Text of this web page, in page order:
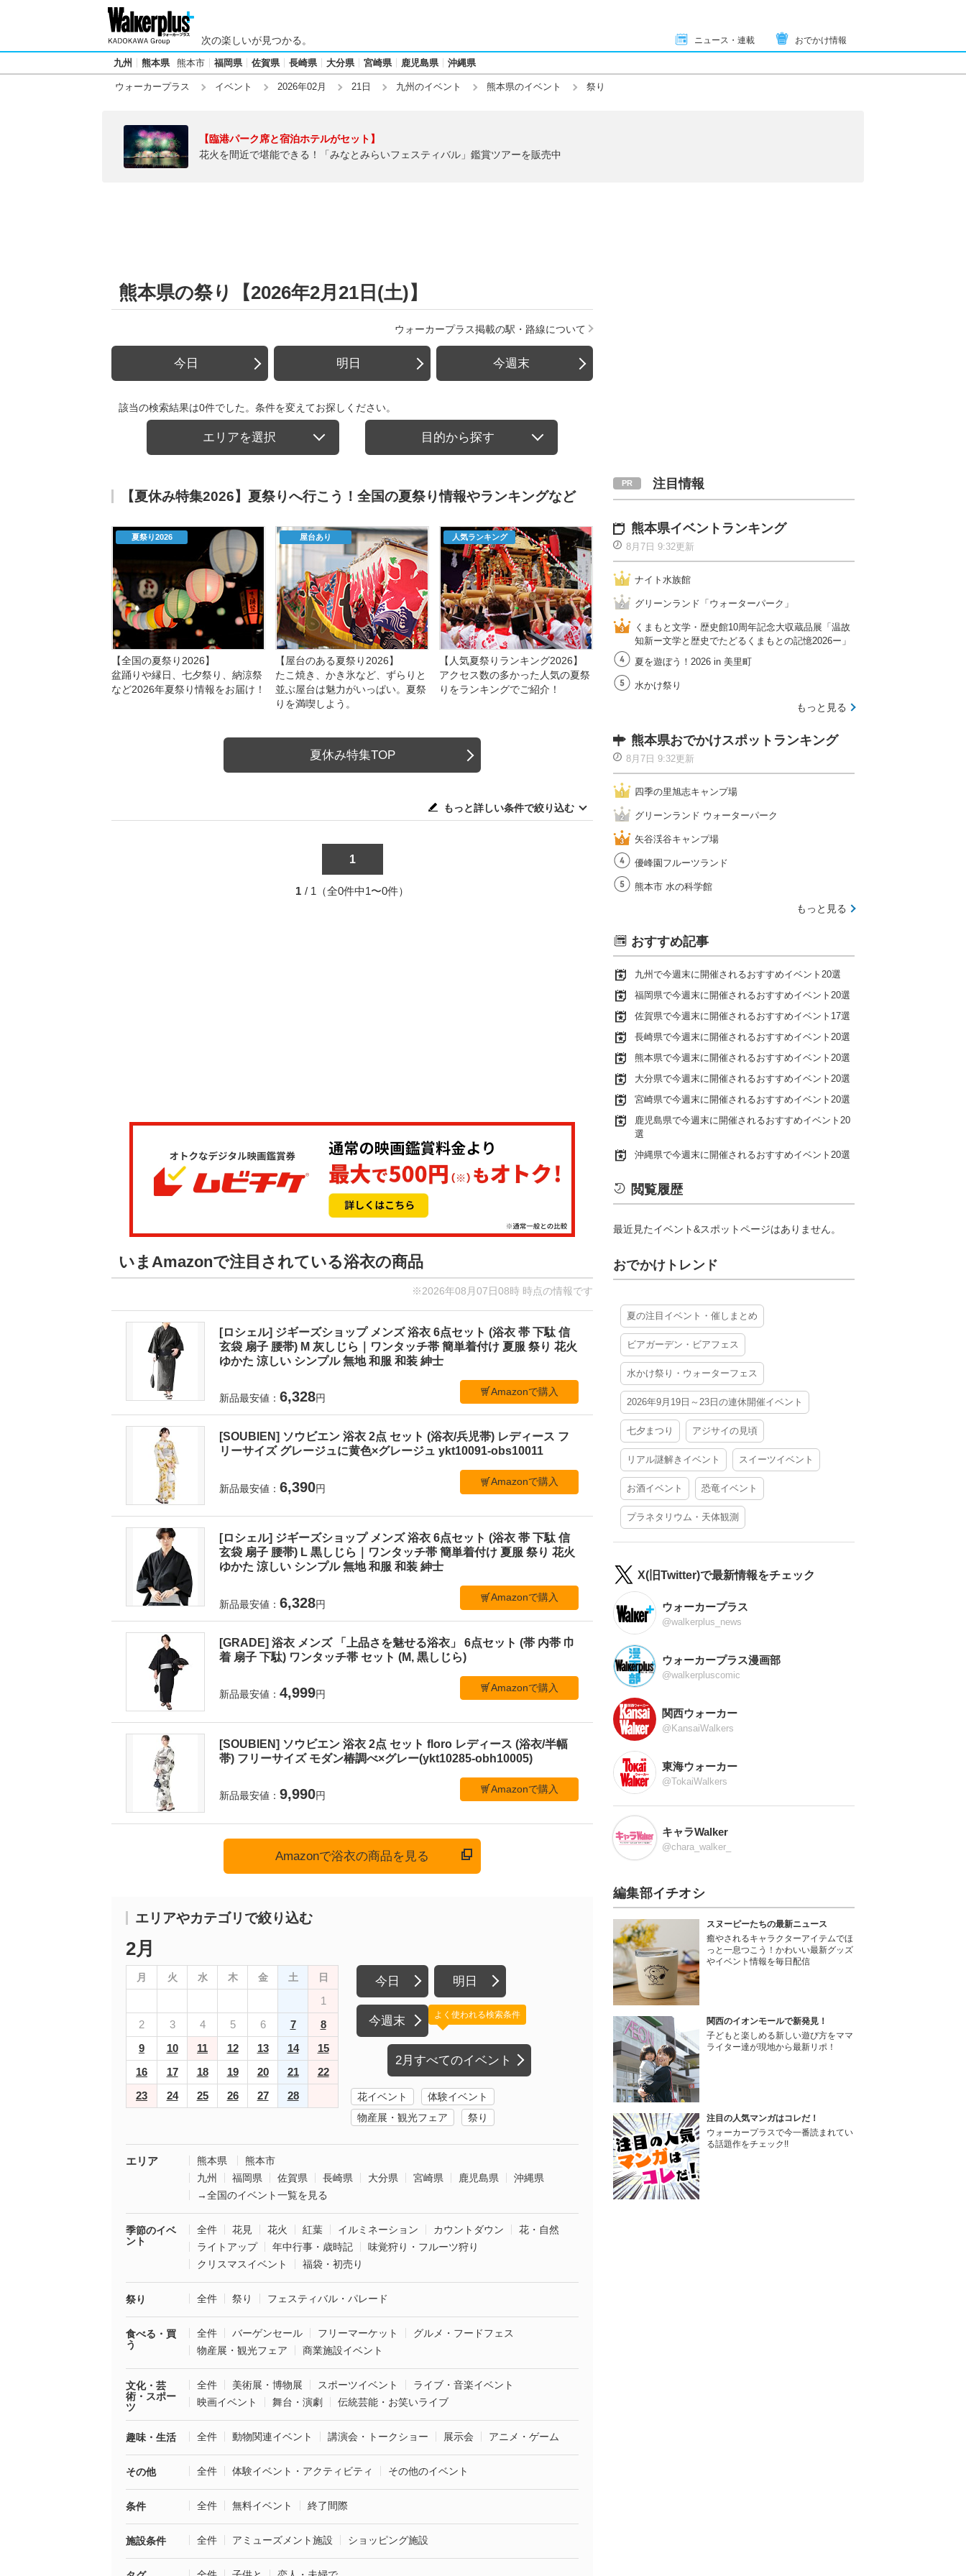
次の楽しいが見つかる。 ニュース・連載 おでかけ情報
九州 熊本県 熊本市 福岡県 佐賀県 長崎県 大分県 宮崎県 鹿児島県 沖縄県
ウォーカープラス イベント 2026年02月 21日 九州のイベント 熊本県のイベント 祭り
【臨港パーク席と宿泊ホテルがセット】
花火を間近で堪能できる！「みなとみらいフェスティバル」鑑賞ツアーを販売中
熊本県の祭り【2026年2月21日(土)】
ウォーカープラス掲載の駅・路線について
今日 明日 今週末
該当の検索結果は0件でした。条件を変えてお探しください。
エリアを選択 目的から探す
【夏休み特集2026】夏祭りへ行こう！全国の夏祭り情報やランキングなど
夏祭り2026
【全国の夏祭り2026】
盆踊りや縁日、七夕祭り、納涼祭
など2026年夏祭り情報をお届け！
屋台あり
【屋台のある夏祭り2026】
たこ焼き、かき氷など、ずらりと
並ぶ屋台は魅力がいっぱい。夏祭
りを満喫しよう。
人気ランキング
【人気夏祭りランキング2026】
アクセス数の多かった人気の夏祭
りをランキングでご紹介！
夏休み特集TOP
もっと詳しい条件で絞り込む
1
1 / 1（全0件中1〜0件）
いまAmazonで注目されている浴衣の商品
※2026年08月07日08時 時点の情報です
[ロシェル] ジギーズショップ メンズ 浴衣 6点セット (浴衣 帯 下駄 信
玄袋 扇子 腰帯) M 灰しじら｜ワンタッチ帯 簡単着付け 夏服 祭り 花火
ゆかた 涼しい シンプル 無地 和服 和装 紳士
新品最安値： 6,328円
Amazonで購入
[SOUBIEN] ソウビエン 浴衣 2点 セット (浴衣/兵児帯) レディース フ
リーサイズ グレージュに黄色×グレージュ ykt10091-obs10011
新品最安値： 6,390円
Amazonで購入
[ロシェル] ジギーズショップ メンズ 浴衣 6点セット (浴衣 帯 下駄 信
玄袋 扇子 腰帯) L 黒しじら｜ワンタッチ帯 簡単着付け 夏服 祭り 花火
ゆかた 涼しい シンプル 無地 和服 和装 紳士
新品最安値： 6,328円
Amazonで購入
[GRADE] 浴衣 メンズ 「上品さを魅せる浴衣」 6点セット (帯 内帯 巾
着 扇子 下駄) ワンタッチ帯 セット (M, 黒しじら)
新品最安値： 4,999円
Amazonで購入
[SOUBIEN] ソウビエン 浴衣 2点 セット floro レディース (浴衣/半幅
帯) フリーサイズ モダン椿調べ×グレー(ykt10285-obh10005)
新品最安値： 9,990円
Amazonで購入
Amazonで浴衣の商品を見る
エリアやカテゴリで絞り込む
2月
月 火 水 木 金 土 日
1
2
3 4 5 6 7
8
9
10 11 12 13 14
15
16
17 18 19 20 21
22
23
24 25 26 27 28
今日 明日
今週末
2月すべてのイベント
よく使われる検索条件
花イベント
体験イベント
物産展・観光フェア
祭り
エリア 熊本県
熊本市
九州
福岡県 佐賀県 長崎県 大分県 宮崎県 鹿児島県
沖縄県
→全国のイベント一覧を見る
季節のイベ
ント
全件 花見 花火 紅葉 イルミネーション カウントダウン
花・自然
ライトアップ
年中行事・歳時記
味覚狩り・フルーツ狩り
クリスマスイベント
福袋・初売り
祭り 全件 祭り フェスティバル・パレード
食べる・買
う
全件 バーゲンセール フリーマーケット
グルメ・フードフェス
物産展・観光フェア
商業施設イベント
文化・芸
術・スポー
ツ
全件 美術展・博物展 スポーツイベント
ライブ・音楽イベント
映画イベント
舞台・演劇 伝統芸能・お笑いライブ
趣味・生活 全件 動物関連イベント 講演会・トークショー 展示会 アニメ・ゲーム
その他 全件 体験イベント・アクティビティ その他のイベント
条件 全件 無料イベント 終了間際
施設条件 全件 アミューズメント施設 ショッピング施設
注目情報
熊本県イベントランキング
8月7日 9:32更新
ナイト水族館
グリーンランド「ウォーターパーク」
くまもと文学・歴史館10周年記念大収蔵品展「温故
知新ー文学と歴史でたどるくまもとの記憶2026ー」
夏を遊ぼう！2026 in 美里町
水かけ祭り
もっと見る
熊本県おでかけスポットランキング
8月7日 9:32更新
四季の里旭志キャンプ場
グリーンランド ウォーターパーク
矢谷渓谷キャンプ場
優峰園フルーツランド
熊本市 水の科学館
もっと見る
おすすめ記事
九州で今週末に開催されるおすすめイベント20選
福岡県で今週末に開催されるおすすめイベント20選
佐賀県で今週末に開催されるおすすめイベント17選
長崎県で今週末に開催されるおすすめイベント20選
熊本県で今週末に開催されるおすすめイベント20選
大分県で今週末に開催されるおすすめイベント20選
宮崎県で今週末に開催されるおすすめイベント20選
鹿児島県で今週末に開催されるおすすめイベント20
選
沖縄県で今週末に開催されるおすすめイベント20選
閲覧履歴
最近見たイベント&スポットページはありません。
おでかけトレンド
夏の注目イベント・催しまとめ
ビアガーデン・ビアフェス
水かけ祭り・ウォーターフェス
2026年9月19日～23日の連休開催イベント
七夕まつり アジサイの見頃
リアル謎解きイベント スイーツイベント
お酒イベント 恐竜イベント
プラネタリウム・天体観測
X(旧Twitter)で最新情報をチェック
ウォーカープラス
@walkerplus_news
ウォーカープラス漫画部
@walkerpluscomic
関西ウォーカー
@KansaiWalkers
東海ウォーカー
@TokaiWalkers
キャラWalker
@chara_walker_
編集部イチオシ
スヌーピーたちの最新ニュース
癒やされるキャラクターアイテムでほ
っと一息つこう！かわいい最新グッズ
やイベント情報を毎日配信
関西のイオンモールで新発見！
子どもと楽しめる新しい遊び方をママ
ライター達が現地から最新リポ！
注目の人気マンガはコレだ！
ウォーカープラスで今一番読まれてい
る話題作をチェック!!